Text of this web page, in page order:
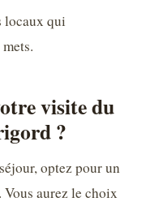
locaux qui
visite du
?
optez pour un
aurez le choix